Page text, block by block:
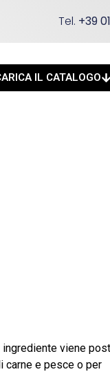
Tel. +39
IL CATALOGO
viene
carne e pesce o per